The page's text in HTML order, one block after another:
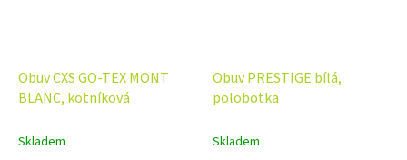
Obuv CXS GO-TEX MONT
BLANC, kotníková
Skladem
Obuv PRESTIGE bílá,
polobotka
Skladem